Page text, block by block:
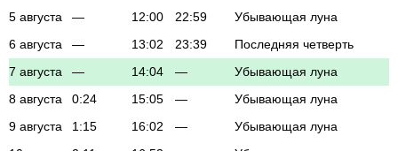
5 августа
— 12:00 22:59
Убывающая луна
6 августа
— 13:02 23:39
Последняя четверть
7 августа
— 14:04 —
Убывающая луна
8 августа
0:24 15:05 —
Убывающая луна
9 августа
1:15 16:02 —
Убывающая луна